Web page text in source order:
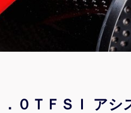
．０ＴＦＳＩ ア